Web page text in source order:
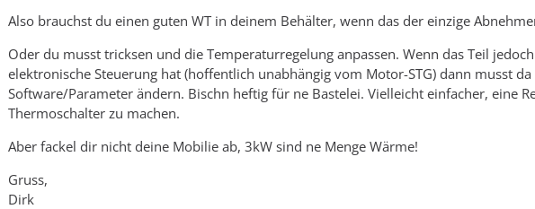
Also brauchst du einen guten WT in deinem Behälter, wenn das der einzige
Oder du musst tricksen und die Temperaturregelung anpassen. Wenn das Teil
elektronische Steuerung hat (hoffentlich unabhängig vom Motor-STG) dann musst da
Software/Parameter ändern. Bischn heftig für ne Bastelei. Vielleicht einfacher, eine
Thermoschalter zu machen.
Aber fackel dir nicht deine Mobilie ab, 3kW sind ne Menge Wärme!
Gruss,
Dirk